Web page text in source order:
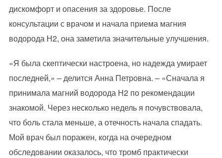
дискомфорт и опасения за здоровье. После
консультации с врачом и начала приема магния
водорода Н2, она заметила значительные улучшения.
«Я была скептически настроена, но надежда умирает
последней,» – делится Анна Петровна. – «Сначала я
принимала магний водорода Н2 по рекомендации
знакомой. Через несколько недель я почувствовала,
что боль стала меньше, а отечность начала спадать.
Мой врач был поражен, когда на очередном
обследовании оказалось, что тромб практически